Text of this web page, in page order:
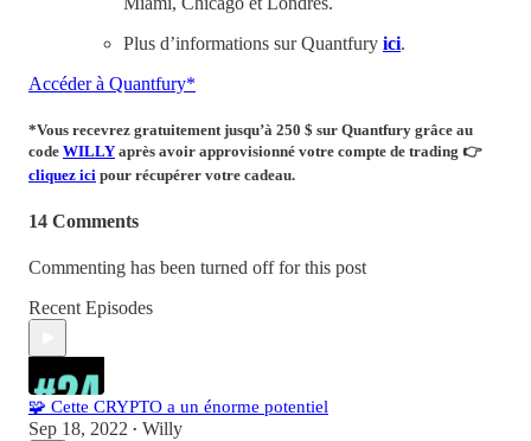
Plus d’informations sur Quantfury ici.
Accéder à Quantfury*
*Vous recevrez gratuitement jusqu’à 250 $ sur Quantfury grâce au
code WILLY après avoir approvisionné votre compte de trading 👉
cliquez ici pour récupérer votre cadeau.
14 Comments
Commenting has been turned off for this post
Recent Episodes
🧩 Cette CRYPTO a un énorme potentiel
Sep 18, 2022 • Willy